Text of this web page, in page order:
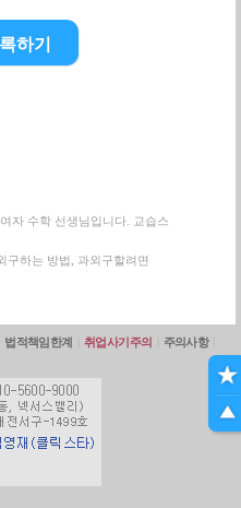
하기
자 수학 선생님입니다. 교습스
구하는 방법, 과외구할려면
법적책임한계 취업사기주의 주의사항